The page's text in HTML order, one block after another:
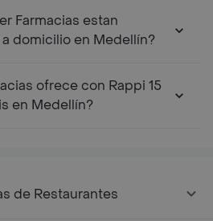
Farmacias estan
domicilio en Medellín?
ofrece con Rappi 15
en Medellín?
de Restaurantes